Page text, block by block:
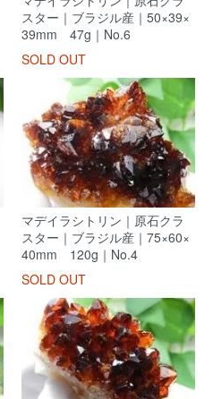
スター｜ブラジル産｜50×39×
39mm 47g｜No.6
SOLD OUT
マデイラシトリン｜原石クラ
スター｜ブラジル産｜75×60×
40mm 120g｜No.4
SOLD OUT